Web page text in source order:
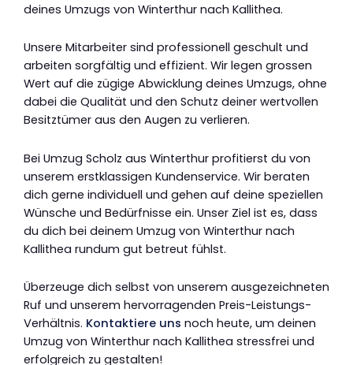
deines Umzugs von Winterthur nach Kallithea.
Unsere Mitarbeiter sind professionell geschult und
arbeiten sorgfältig und effizient. Wir legen grossen
Wert auf die zügige Abwicklung deines Umzugs, ohne
dabei die Qualität und den Schutz deiner wertvollen
Besitztümer aus den Augen zu verlieren.
Bei Umzug Scholz aus Winterthur profitierst du von
unserem erstklassigen Kundenservice. Wir beraten
dich gerne individuell und gehen auf deine speziellen
Wünsche und Bedürfnisse ein. Unser Ziel ist es, dass
du dich bei deinem Umzug von Winterthur nach
Kallithea rundum gut betreut fühlst.
Überzeuge dich selbst von unserem ausgezeichneten
Ruf und unserem hervorragenden Preis-Leistungs-
Verhältnis. Kontaktiere uns noch heute, um deinen
Umzug von Winterthur nach Kallithea stressfrei und
erfolgreich zu gestalten!